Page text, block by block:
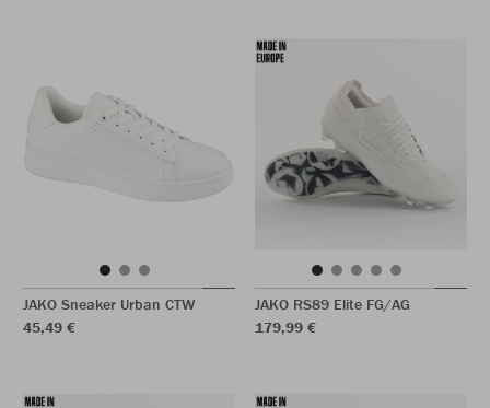
JAKO Sneaker Urban CTW
45,49 €
JAKO RS89 Elite FG/AG
179,99 €